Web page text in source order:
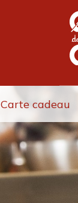
Carte cadeau